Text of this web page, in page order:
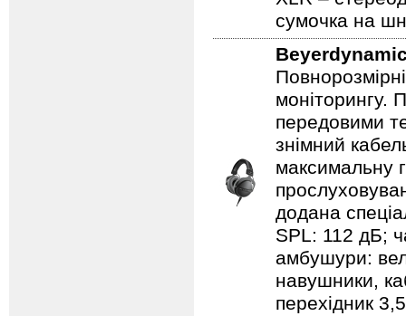
сумочка на
моніторингу.
передовими
знімний
максимальну
додана
SPL: 112 дБ;
амбушури:
навушники,
перехідник